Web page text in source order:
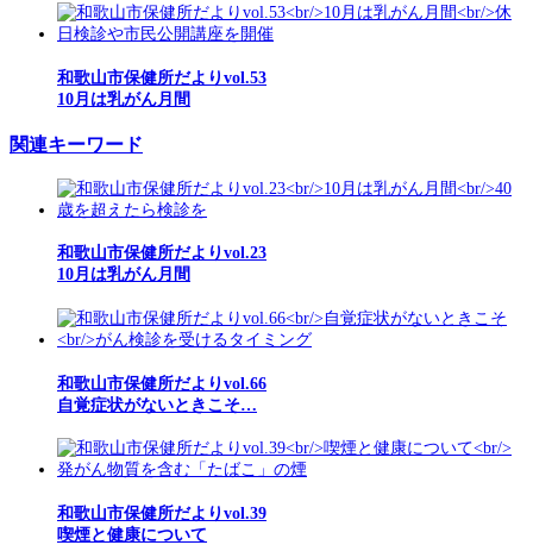
和歌山市保健所だよりvol.53
10月は乳がん月間
関連キーワード
和歌山市保健所だよりvol.23
10月は乳がん月間
和歌山市保健所だよりvol.66
自覚症状がないときこそ…
和歌山市保健所だよりvol.39
喫煙と健康について